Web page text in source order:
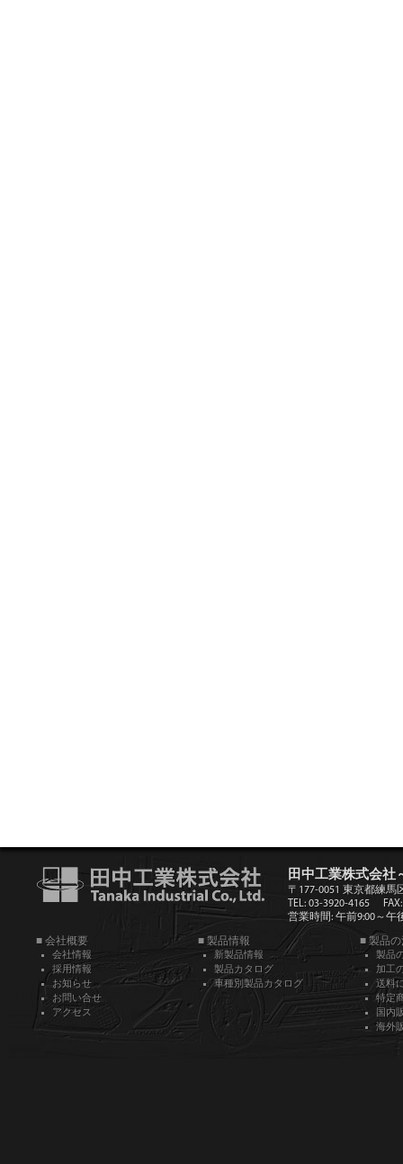
田中工業株式会社
〒177-0051 東京都練馬
TEL: 03-3920-4165
営業時間: 午前9:00～午
■ 会社概要
会社情報
採用情報
お知らせ
お問い合せ
アクセス
■ 製品情報
新製品情報
製品カタログ
車種別製品カタログ
■ 製品
製品
加工
送料
特定
国内
海外